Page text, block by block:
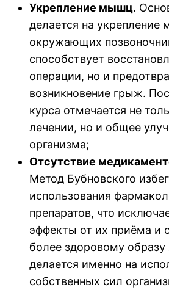
Укрепление мышц.
делается на укрепление
окружающих
способствует
операции, но и
возникновение грыж.
курса отмечается не
лечении, но и общее
организма;
Отсутствие
Метод Бубновского
использования
препаратов, что
эффекты от их приёма и
более здоровому
делается именно на
собственных сил